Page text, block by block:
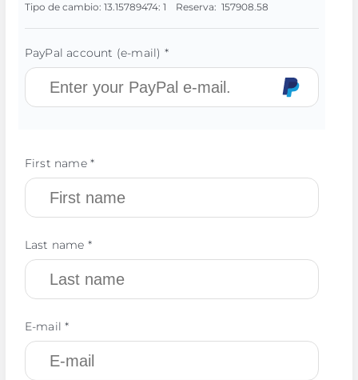
Tipo de cambio: 13.15789474: 1 Reserva: 157908.58
PayPal account (e-mail) *
First name *
Last name *
E-mail *